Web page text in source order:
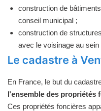
construction de
conseil municipal ;
construction de
avec le voisinage au
Le cadastre à
En France, le but du
l'ensemble des propriétés
Ces propriétés foncières